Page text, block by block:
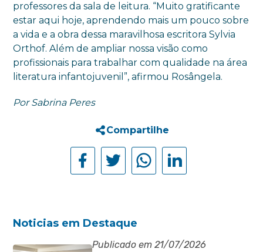
professores da sala de leitura. “Muito gratificante
estar aqui hoje, aprendendo mais um pouco sobre
a vida e a obra dessa maravilhosa escritora Sylvia
Orthof. Além de ampliar nossa visão como
profissionais para trabalhar com qualidade na área
literatura infantojuvenil”, afirmou Rosângela.
Por Sabrina Peres
Compartilhe
Noticias em Destaque
Publicado em 21/07/2026